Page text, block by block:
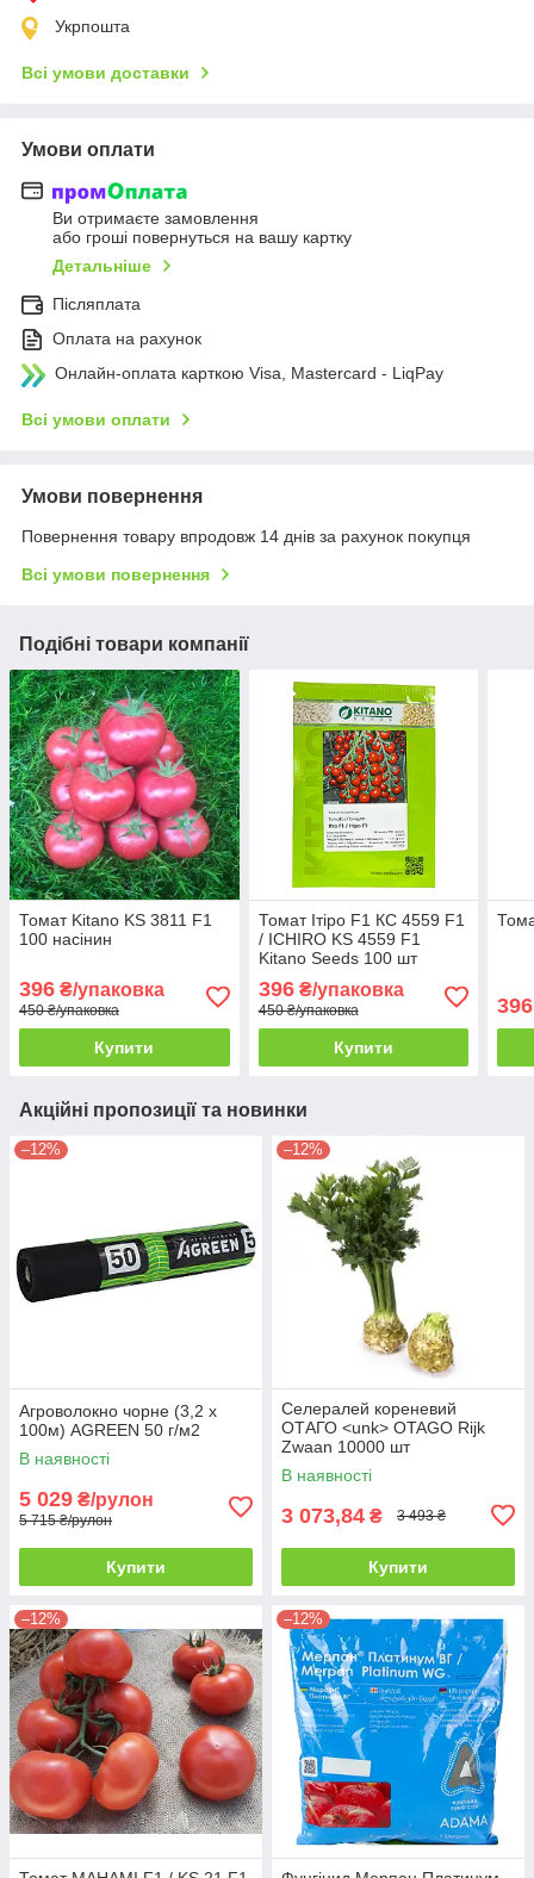
Укрпошта
Всі умови доставки
Умови оплати
Ви отримаєте замовлення
або гроші повернуться на вашу картку
Детальніше
Післяплата
Оплата на рахунок
Онлайн-оплата карткою Visa, Mastercard - LiqPay
Всі умови оплати
Умови повернення
Повернення товару впродовж 14 днів за рахунок покупця
Всі умови повернення
Подібні товари компанії
Томат Kitano KS 3811 F1
100 насінин
396 ₴/упаковка
450 ₴/упаковка
Купити
Томат Ітіро F1 КС 4559 F1
/ ICHІRO KS 4559 F1
Kitano Seeds 100 шт
396₴/упаковка
450 ₴/упаковка
Купити
396
Акційні пропозиції та новинки
–12%
Агроволокно чорне (3,2 х
100м) AGREEN 50 г/м2
В наявності
5 029 ₴/рулон
5 715 ₴/рулон
Купити
–12%
Селералей кореневий
ОТАГО <unk> OTAGO Rijk
Zwaan 10000 шт
В наявності
3 073,84 ₴ 3 493 ₴
Купити
–12% –12%